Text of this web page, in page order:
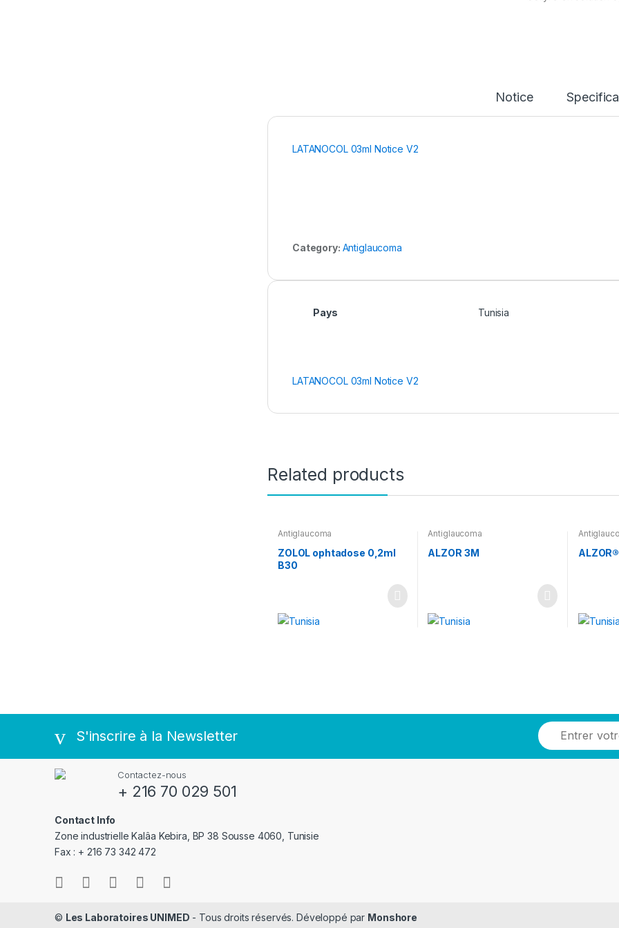
Notice
LATANOCOL 03ml Notice V2
Category: Antiglaucoma
Pays Tunisia
LATANOCOL 03ml Notice V2
Related products
Antiglaucoma
ZOLOL ophtadose 0,2ml
B30
Antiglaucoma
ALZOR 3M
S'inscrire à la Newsletter
Contactez-nous
+ 216 70 029 501
Contact Info
Zone industrielle Kalâa Kebira, BP 38 Sousse 4060, Tunisie
Fax : + 216 73 342 472
© Les Laboratoires UNIMED - Tous droits réservés. Développé par Monshore